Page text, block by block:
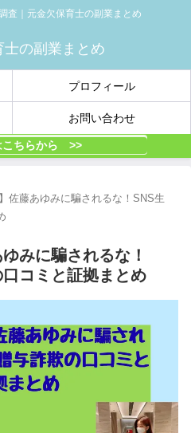
査｜元金欠保育士の副業まとめ
プロフィール
お問い合わせ
こちらから >>
】佐藤あゆみに騙されるな！SNS生
みに騙されるな！
コミと証拠まとめ